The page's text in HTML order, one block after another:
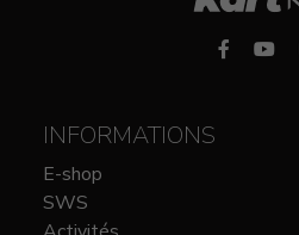
INFORMATIONS
E-shop
SWS